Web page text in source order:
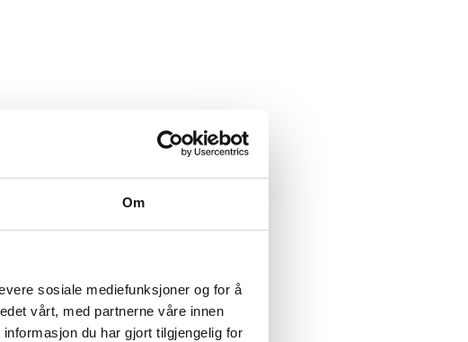
Om
sosiale mediefunksjoner og for å
vårt, med partnerne våre innen
du har gjort tilgjengelig for